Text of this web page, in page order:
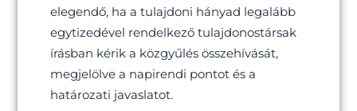
elegendő, ha a tulajdoni hányad legalább
egytizedével rendelkező tulajdonostársak
írásban kérik a közgyűlés összehívását,
megjelölve a napirendi pontot és a
határozati javaslatot.